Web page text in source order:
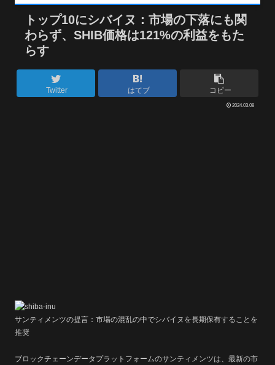
トップ10にシバイヌ：市場の下落にも関
わらず、SHIB価格は121%の利益をもた
らす
Twitter はてブ コピー
2024.03.08
サンティメンツの提言：市場の混乱の中でシバイヌを長期保有することを
推奨
ブロックチェーンデータプラットフォームのサンティメンツは、最新の市